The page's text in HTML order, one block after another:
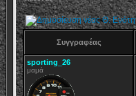
Συγγραφέας
sporting_26
μαμά